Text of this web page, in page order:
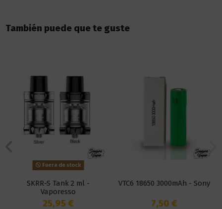
También puede que te guste
Fuera de stock
SKRR-S Tank 2 ml -
Vaporesso
25,95 €
VTC6 18650 3000mAh - Sony
7,50 €